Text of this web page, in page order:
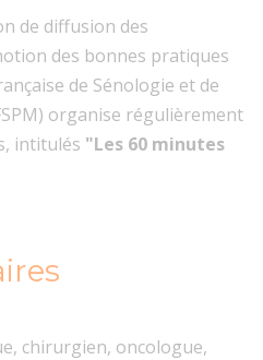
de diffusion des
des bonnes pratiques
de Sénologie et de
organise régulièrement
intitulés "Les 60 minutes
chirurgien, oncologue,